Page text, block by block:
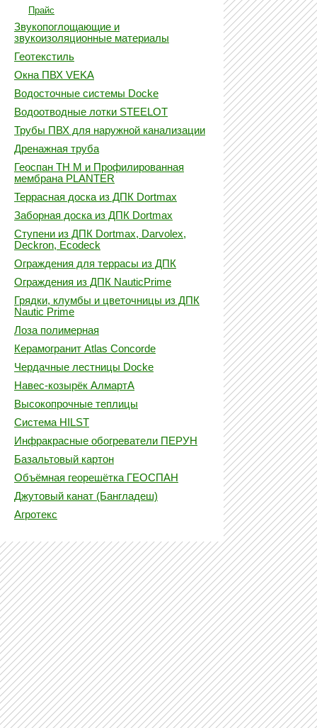
Прайс
Звукопоглощающие и
звукоизоляционные материалы
Геотекстиль
Окна ПВХ VEKA
Водосточные системы Docke
Водоотводные лотки STEELOT
Трубы ПВХ для наружной канализации
Дренажная труба
Геоспан ТН М и Профилированная
мембрана PLANTER
Террасная доска из ДПК Dortmax
Заборная доска из ДПК Dortmax
Ступени из ДПК Dortmax, Darvolex,
Deckron, Ecodeck
Ограждения для террасы из ДПК
Ограждения из ДПК NauticPrime
Грядки, клумбы и цветочницы из ДПК
Nautic Prime
Лоза полимерная
Керамогранит Atlas Concorde
Чердачные лестницы Docke
Навес-козырёк АлмартА
Высокопрочные теплицы
Система HILST
Инфракрасные обогреватели ПЕРУН
Базальтовый картон
Объёмная георешётка ГЕОСПАН
Джутовый канат (Бангладеш)
Агротекс